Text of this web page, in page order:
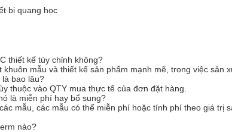
bị quang học
thiết kế tùy chỉnh không?
mẫu và thiết kế sản phẩm mạnh mẽ, trong việc sản
là bao lâu?
thuộc vào QTY mua thực tế của đơn đặt hàng.
là miễn phí hay bổ sung?
mẫu, các mẫu có thể miễn phí hoặc tính phí theo giá
nào?